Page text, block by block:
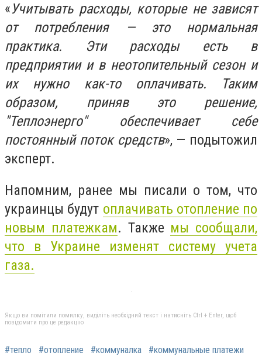
«Учитывать расходы, которые не зависят
от потребления — это нормальная
практика. Эти расходы есть в
предприятии и в неотопительный сезон и
их нужно как-то оплачивать. Таким
образом, приняв это решение,
"Теплоэнерго" обеспечивает себе
постоянный поток средств», — подытожил
эксперт.
Напомним, ранее мы писали о том, что
украинцы будут оплачивать отопление по
новым платежкам. Также мы сообщали,
что в Украине изменят систему учета
газа.
Якщо ви помітили помилку, виділіть необхідний текст і натисніть Ctrl + Enter, щоб
повідомити про це редакцію
#тепло #отопление #коммуналка #коммунальные платежи